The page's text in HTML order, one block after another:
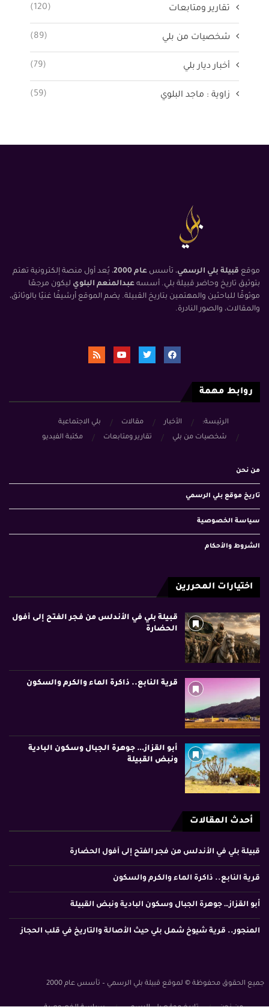
تقارير ومتابعات (120)
شخصيات من بلي (89)
أخبار ديار بلي (79)
زاوية : ماجد البلوي (59)
موقع قبيلة بلي الرسمي، تأسس عام 2000
، يُعد أول منصة إلكترونية تهتم
بتوثيق تاريخ وحاضر قبيلة بلي. أسسه عبدالمنعم البلوي ليكون مرجعًا
موثوقًا للباحثين والمهتمين بتاريخ القبيلة. يضم الموقع أرشيفًا غنيًا بالوثائق،
والمقالات، والصور النادرة.
روابط مهمة
الرئيسة: الأخبار مقالات
بلي الاجتماعية
شخصيات من بلي
تقارير ومتابعات مكتبة الفيديو
من نحن
تاريخ موقع بلي الرسمي
سياسة الخصوصية
الشروط والأحكام
اختيارات المحررين
قبيلة بلي في الأندلس من فجر الفتح إلى أفول
الحضارة
قرية النابع.. ذاكرة الماء والكرم والسكون
أبو القزاز… جوهرة الجبال وسكون البادية
ونبض القبيلة
أحدث المقالات
قبيلة بلي في الأندلس من فجر الفتح إلى أفول الحضارة
قرية النابع.. ذاكرة الماء والكرم والسكون
أبو القزاز… جوهرة الجبال وسكون البادية ونبض القبيلة
المنجور.. قرية شيوخ شمل بلي حيث الأصالة والتاريخ في قلب الحجاز
جميع الحقوق محفوظة © لموقع قبيلة بلي الرسمي – تأسس عام 2000